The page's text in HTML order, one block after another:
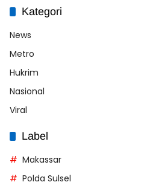
Kategori
News
Metro
Hukrim
Nasional
Viral
Label
Makassar
Polda Sulsel